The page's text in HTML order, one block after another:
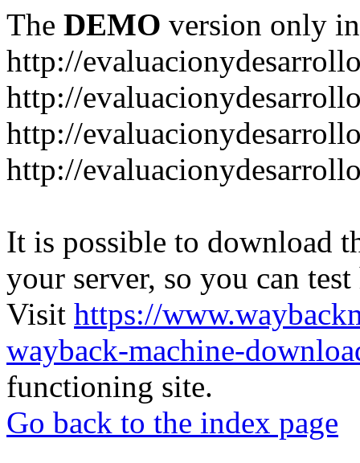
The DEMO version only
http://
http://
http://
http://
It is possible to download
your server, so you can
Visit https://
wayback-machine-
functioning site.
Go back to the index page